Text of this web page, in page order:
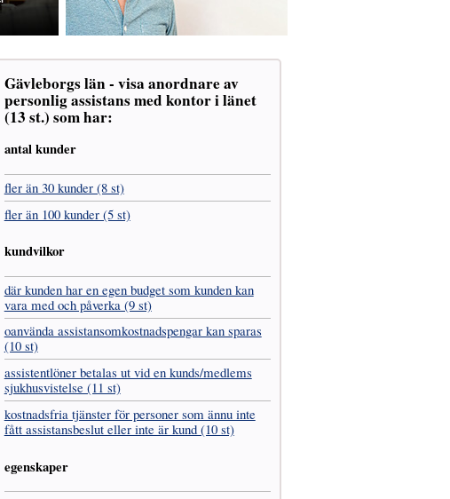
Gävleborgs län - visa anordnare av
personlig assistans med kontor i länet
(13 st.) som har:
antal kunder
fler än 30 kunder (8 st)
fler än 100 kunder (5 st)
kundvilkor
där kunden har en egen budget som kunden kan
vara med och påverka (9 st)
oanvända assistans­omkostnads­pengar kan sparas
(10 st)
assistent­löner betalas ut vid en kunds/medlems
sjukhus­vistelse (11 st)
kostnads­fria tjänster för personer som ännu inte
fått assistans­beslut eller inte är kund (10 st)
egenskaper